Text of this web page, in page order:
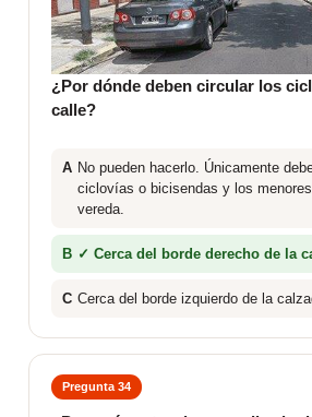
¿Por dónde deben circular los
calle?
A No pueden hacerlo. Únicamente
ciclovías o bicisendas y los
vereda.
B ✓ Cerca del borde derecho de la
C Cerca del borde izquierdo de la
Pregunta 34